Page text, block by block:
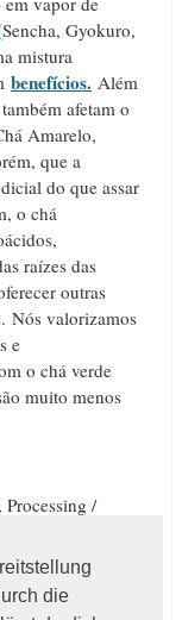
die
Sencha, Gyokuro,
mistura
benefícios. Além
afetam o
Amarelo,
que a
do que assar
o chá
raízes das
outras
Nós valorizamos
e
o chá verde
muito menos
Processing /